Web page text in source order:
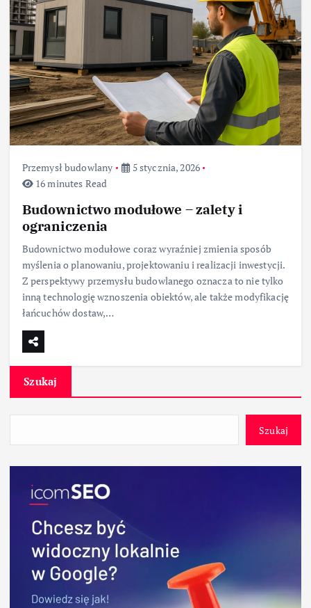
Przemysł budowlany
5 stycznia, 2026
16 minutes Read
Budownictwo modułowe – zalety i
ograniczenia
Budownictwo modułowe coraz wyraźniej zmienia sposób
myślenia o planowaniu, projektowaniu i realizacji inwestycji.
Z perspektywy przemysłu budowlanego oznacza to nie tylko
inną technologię wznoszenia obiektów, ale także modyfikację
łańcuchów dostaw,…
Szukaj
Szukaj